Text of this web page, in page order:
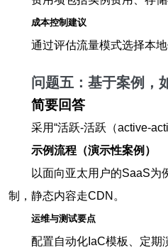
成本控制建议
通过评估流量模式选择本
问题五：基于案例，
简要回答
采用“活跃-活跃（active-
示例流程（演示性案例）
以面向亚太用户的SaaS为
制，静态内容走CDN。
运维与测试要点
配置自动化IaC模板、定期